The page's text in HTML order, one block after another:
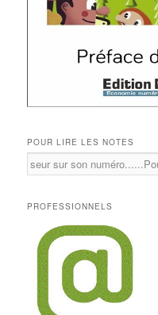
POUR LIRE LES NOTES
PROFESSIONNELS